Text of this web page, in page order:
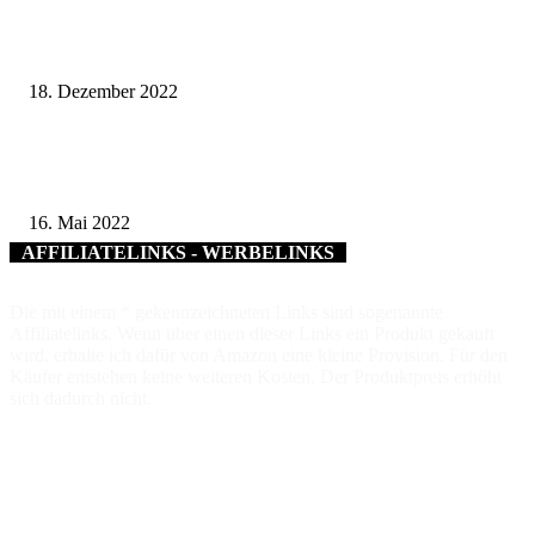
18. Dezember 2022
16. Mai 2022
AFFILIATELINKS - WERBELINKS